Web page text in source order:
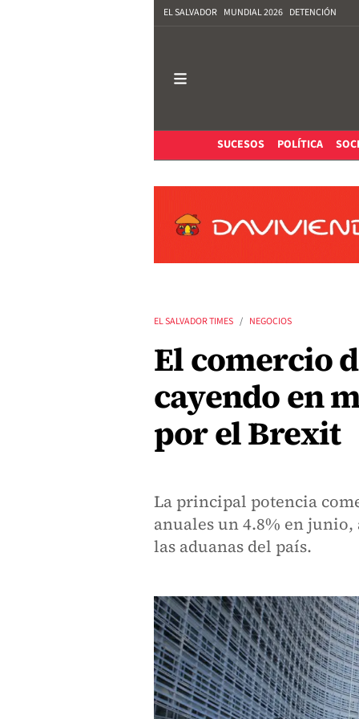
EL SALVADOR MUNDIAL 2026 DETENCIÓN
SUCESOS POLÍTICA
EL SALVADOR TIMES NEGOCIOS
El comercio
cayendo en
por el Brexit
La principal potencia
anuales un 4.8% en junio,
las aduanas del país.